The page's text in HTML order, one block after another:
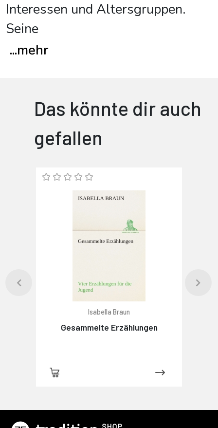
Interessen und Altersgruppen.
Seine
...mehr
Das könnte dir auch
gefallen
Isabella Braun
Gesammelte Erzählungen